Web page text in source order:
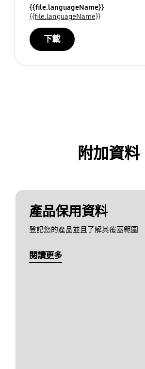
{{file.languageName}}
{{file.languageName}}
下載
附加資料
產品保用資料
登記您的產品並且了解其覆蓋範圍
閱讀更多